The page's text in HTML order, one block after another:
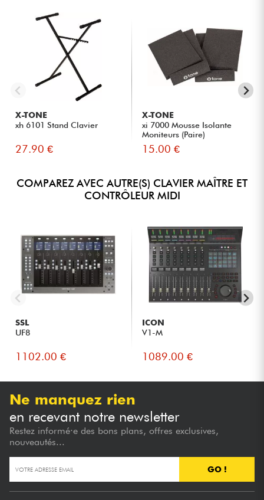
X-TONE
xh 6101 Stand Clavier
27.90 €
X-TONE
xi 7000 Mousse Isolante
Moniteurs (Paire)
15.00 €
COMPAREZ AVEC AUTRE(S) CLAVIER MAÎTRE ET
CONTRÔLEUR MIDI
SSL
UF8
1102.00 €
ICON
V1-M
1089.00 €
Ne manquez rien
en recevant notre newsletter
Restez informé·e des bons plans, offres exclusives,
nouveautés...
GO !